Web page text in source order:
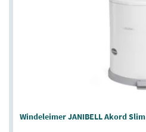
Windeleimer JANIBELL Akord Slim